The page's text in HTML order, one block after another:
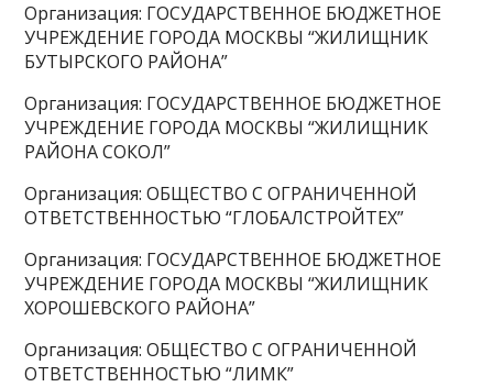
Организация: ГОСУДАРСТВЕННОЕ БЮДЖЕТНОЕ
УЧРЕЖДЕНИЕ ГОРОДА МОСКВЫ “ЖИЛИЩНИК
БУТЫРСКОГО РАЙОНА”
Организация: ГОСУДАРСТВЕННОЕ БЮДЖЕТНОЕ
УЧРЕЖДЕНИЕ ГОРОДА МОСКВЫ “ЖИЛИЩНИК
РАЙОНА СОКОЛ”
Организация: ОБЩЕСТВО С ОГРАНИЧЕННОЙ
ОТВЕТСТВЕННОСТЬЮ “ГЛОБАЛСТРОЙТЕХ”
Организация: ГОСУДАРСТВЕННОЕ БЮДЖЕТНОЕ
УЧРЕЖДЕНИЕ ГОРОДА МОСКВЫ “ЖИЛИЩНИК
ХОРОШЕВСКОГО РАЙОНА”
Организация: ОБЩЕСТВО С ОГРАНИЧЕННОЙ
ОТВЕТСТВЕННОСТЬЮ “ЛИМК”